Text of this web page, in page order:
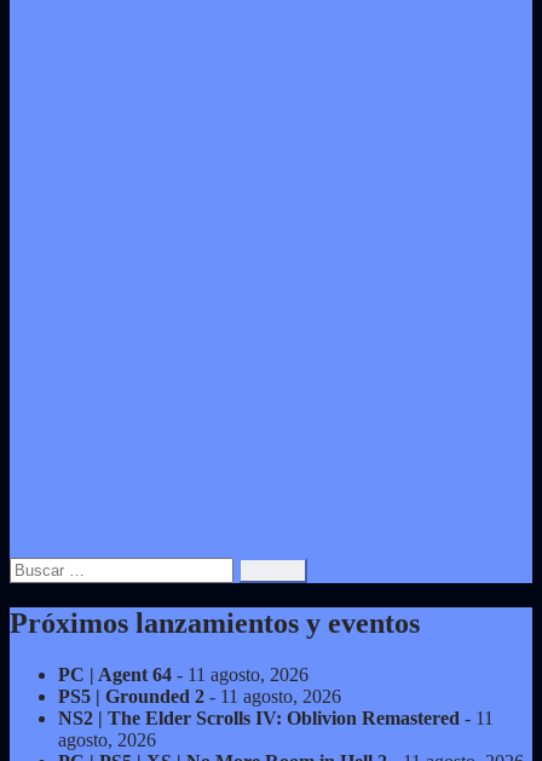
Buscar:
Próximos lanzamientos y eventos
PC | Agent 64 - 11 agosto, 2026
PS5 | Grounded 2 - 11 agosto, 2026
NS2 | The Elder Scrolls IV: Oblivion Remastered - 11
agosto, 2026